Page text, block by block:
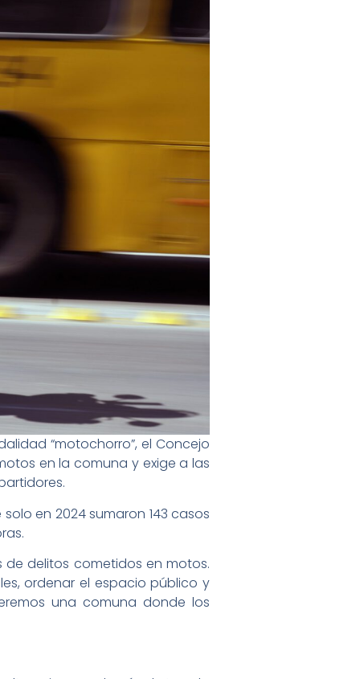
“motochorro”, el Concejo
en la comuna y exige a las
en 2024 sumaron 143 casos
de delitos cometidos en motos.
ordenar el espacio público y
una comuna donde los